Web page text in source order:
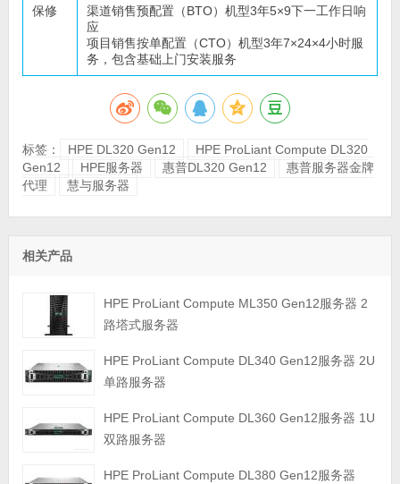
保修
渠道销售预配置（BTO）机型3年5×9下一工作日响
应
项目销售按单配置（CTO）机型3年7×24×4小时服
务，包含基础上门安装服务
标签： HPE DL320 Gen12
HPE ProLiant Compute DL320
Gen12
HPE服务器 惠普DL320 Gen12
惠普服务器金牌
代理
慧与服务器
相关产品
HPE ProLiant Compute ML350 Gen12服务器 2
路塔式服务器
HPE ProLiant Compute DL340 Gen12服务器 2U
单路服务器
HPE ProLiant Compute DL360 Gen12服务器 1U
双路服务器
HPE ProLiant Compute DL380 Gen12服务器